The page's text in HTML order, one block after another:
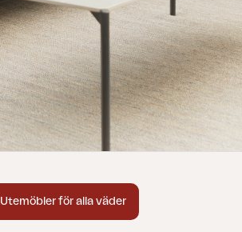
Utemöbler för alla väder